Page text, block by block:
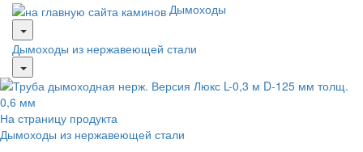
Дымоходы
Дымоходы из нержавеющей стали
На страницу продукта
Дымоходы из нержавеющей стали